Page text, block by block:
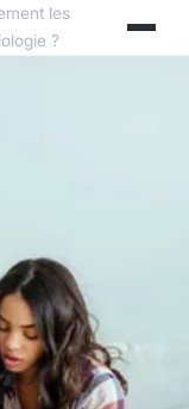
les
?